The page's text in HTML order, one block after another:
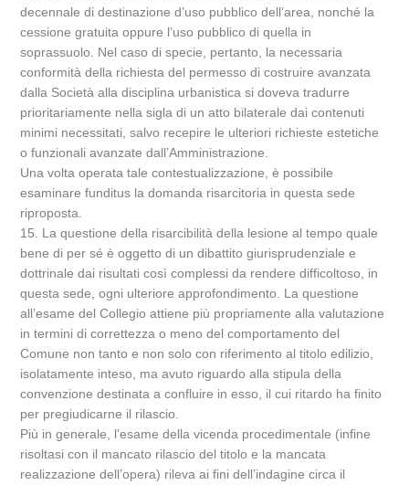
decennale di destinazione d’uso pubblico dell’area, nonché la
cessione gratuita oppure l’uso pubblico di quella in
soprassuolo. Nel caso di specie, pertanto, la necessaria
conformità della richiesta del permesso di costruire avanzata
dalla Società alla disciplina urbanistica si doveva tradurre
prioritariamente nella sigla di un atto bilaterale dai contenuti
minimi necessitati, salvo recepire le ulteriori richieste estetiche
o funzionali avanzate dall’Amministrazione.
Una volta operata tale contestualizzazione, è possibile
esaminare funditus la domanda risarcitoria in questa sede
riproposta.
15. La questione della risarcibilità della lesione al tempo quale
bene di per sé è oggetto di un dibattito giurisprudenziale e
dottrinale dai risultati così complessi da rendere difficoltoso, in
questa sede, ogni ulteriore approfondimento. La questione
all’esame del Collegio attiene più propriamente alla valutazione
in termini di correttezza o meno del comportamento del
Comune non tanto e non solo con riferimento al titolo edilizio,
isolatamente inteso, ma avuto riguardo alla stipula della
convenzione destinata a confluire in esso, il cui ritardo ha finito
per pregiudicarne il rilascio.
Più in generale, l’esame della vicenda procedimentale (infine
risoltasi con il mancato rilascio del titolo e la mancata
realizzazione dell’opera) rileva ai fini dell’indagine circa il